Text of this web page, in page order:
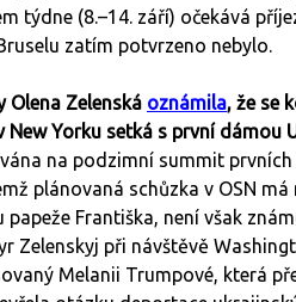
týdne (8.–14. září) očekává
zatím potvrzeno nebylo.
Olena Zelenská oznámila, že se
New Yorku setká s první dámou
na podzimní summit
plánovaná schůzka v OSN
Františka, není však
Zelenskyj při návštěvě
Melanii Trumpové, která